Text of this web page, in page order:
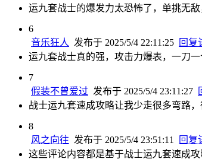
运九套战士的爆发力太恐怖了，单挑无
6
音乐狂人
发布于 2025/5/4 22:11:25 回复
运九套战士真的强，攻击力爆表，一刀一
7
假装不曾爱过 发布于 2025/5/4 23:11:27
战士运九套速成攻略让我少走很多弯路
8
风之向往 发布于 2025/5/4 23:51:11
回复
这些评论内容都是基于战士运九套速成